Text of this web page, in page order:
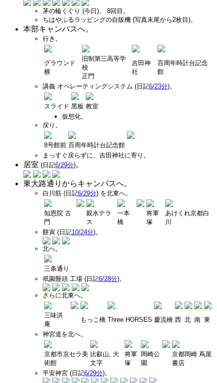
茅の輪くぐり (今日)。 8回目。
ちはやふるラッピングの自販機 (写真末尾から2枚目)。
本部キャンパスへ。
行き。
グラウンド
横
旧制第三高等学
校
正門
吉田神
社
百周年時計台記念
館
講義 オペレーティングシステム (日記6/23分)。
スライド 黒板 教室
仮想化。
戻り。
8号館前 百周年時計台記念館
まっすぐ戻らずに、吉田神社に寄り。
居室 (日記6/29分)。
東大路通りからキャンパスへ。
白川筋 (日記6/29分) を北東へ。
知恩院 古
門
親水テラ
ス
一本
橋
将軍
塚
あけくれ京都白
川
餅寅 (日記10/24分)。
北へ。
三条通り
祇園饅頭 工場 (日記6/28分)。
さらに北東へ。
三味洪
庵
もっこ橋 Three HORSES 慶流橋 西 北 南 東
神宮道を北へ。
京都市京セラ美
術館
比叡山, 大
文字
将軍
塚
岡崎公
園
京都岡崎 蔦屋
書店
平安神宮 (日記6/29分)。